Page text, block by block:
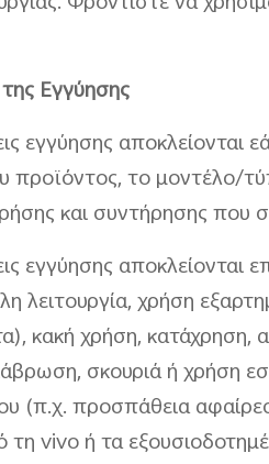
Εγγύησης
εγγύησης αποκλείονται
προϊόντος, το μοντέλο/
και συντήρησης που
εγγύησης
λειτουργία, χρήση
κακή χρήση, κατάχρηση,
σκουριά ή χρήση
(π.χ. προσπάθεια
τη vivo ή τα